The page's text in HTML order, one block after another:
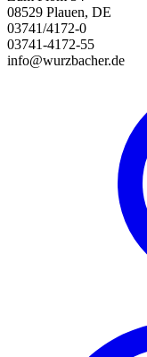
08529 Plauen, DE
03741/4172-0
03741-4172-55
info@wurzbacher.de